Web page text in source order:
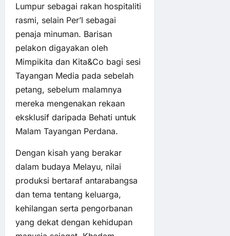
Lumpur sebagai rakan hospitaliti
rasmi, selain Per’l sebagai
penaja minuman. Barisan
pelakon digayakan oleh
Mimpikita dan Kita&Co bagi sesi
Tayangan Media pada sebelah
petang, sebelum malamnya
mereka mengenakan rekaan
eksklusif daripada Behati untuk
Malam Tayangan Perdana.
Dengan kisah yang berakar
dalam budaya Melayu, nilai
produksi bertaraf antarabangsa
dan tema tentang keluarga,
kehilangan serta pengorbanan
yang dekat dengan kehidupan